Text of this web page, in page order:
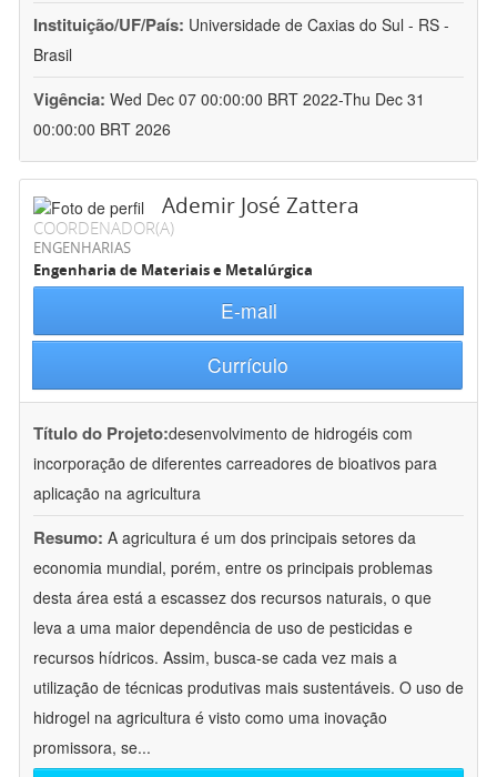
Instituição/UF/País: Universidade de Caxias do Sul - RS -
Brasil
Vigência: Wed Dec 07 00:00:00 BRT 2022-Thu Dec 31
00:00:00 BRT 2026
Ademir José Zattera
COORDENADOR(A)
ENGENHARIAS
Engenharia de Materiais e Metalúrgica
E-mail
Currículo
Título do Projeto:desenvolvimento de hidrogéis com
incorporação de diferentes carreadores de bioativos para
aplicação na agricultura
Resumo: A agricultura é um dos principais setores da
economia mundial, porém, entre os principais problemas
desta área está a escassez dos recursos naturais, o que
leva a uma maior dependência de uso de pesticidas e
recursos hídricos. Assim, busca-se cada vez mais a
utilização de técnicas produtivas mais sustentáveis. O uso de
hidrogel na agricultura é visto como uma inovação
promissora, se...